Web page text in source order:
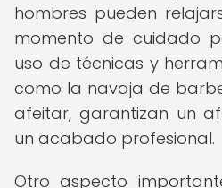
hombres pueden
momento de cuidado
uso de técnicas y
como la navaja de
afeitar, garantizan un
un acabado profesional.
Otro aspecto